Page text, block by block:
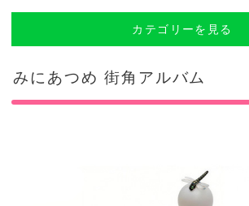
カテゴリーを見る
みにあつめ 街角アルバム